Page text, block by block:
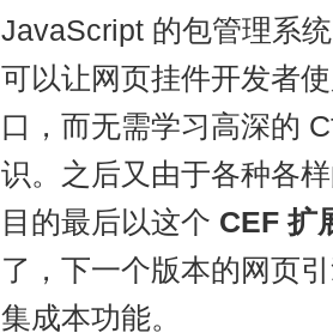
JavaScript 的包管理系
可以让网页挂件开发者
口，而无需学习高深的
识。之后又由于各种各
目的最后以这个 CEF 扩
了，下一个版本的网页
集成本功能。